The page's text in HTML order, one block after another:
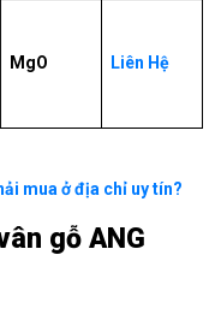
MgO Liên Hệ
mua ở địa chỉ uy tín?
gỗ ANG